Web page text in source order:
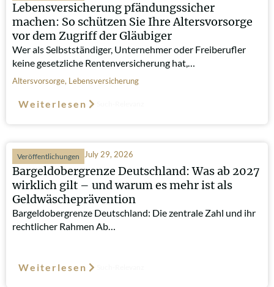
Lebensversicherung pfändungssicher
machen: So schützen Sie Ihre Altersvorsorge
vor dem Zugriff der Gläubiger
Wer als Selbstständiger, Unternehmer oder Freiberufler
keine gesetzliche Rentenversicherung hat,…
Altersvorsorge, Lebensversicherung
Weiterlesen
Veröffentlichungen July 29, 2026
Bargeldobergrenze Deutschland: Was ab 2027
wirklich gilt – und warum es mehr ist als
Geldwäscheprävention
Bargeldobergrenze Deutschland: Die zentrale Zahl und ihr
rechtlicher Rahmen Ab…
Weiterlesen